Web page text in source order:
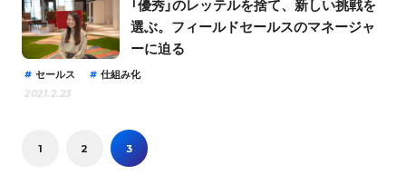
「優秀」のレッテルを捨て、新しい挑戦を
選ぶ。フィールドセールスのマネージャ
ーに迫る
セールス
仕組み化
2021.2.23
1 2 3